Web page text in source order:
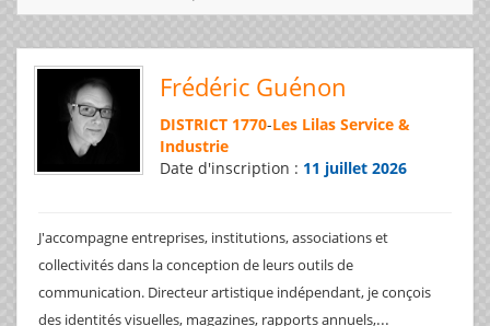
Frédéric Guénon
DISTRICT 1770-Les Lilas Service &
Industrie
Date d'inscription : 11 juillet 2026
J'accompagne entreprises, institutions, associations et
collectivités dans la conception de leurs outils de
communication. Directeur artistique indépendant, je conçois
des identités visuelles, magazines, rapports annuels,...